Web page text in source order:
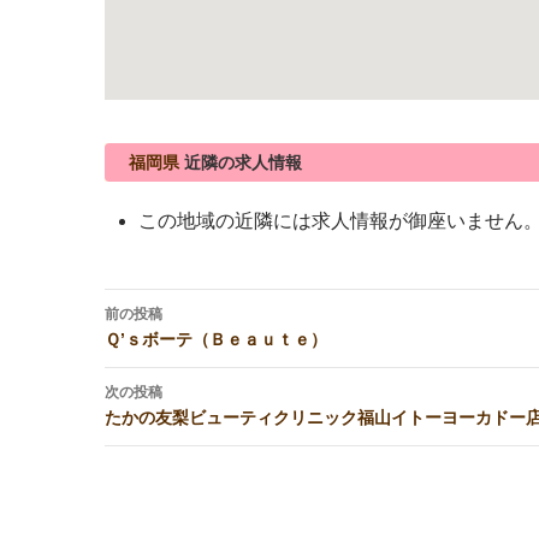
福岡県近隣の求人情報
この地域の近隣には求人情報が御座いません
投
稿
ナ
ビ
ゲ
ー
前の投稿
Ｑ’ｓボーテ（Ｂｅａｕｔｅ）
次の投稿
たかの友梨ビューティクリニック福山イトーヨーカドー